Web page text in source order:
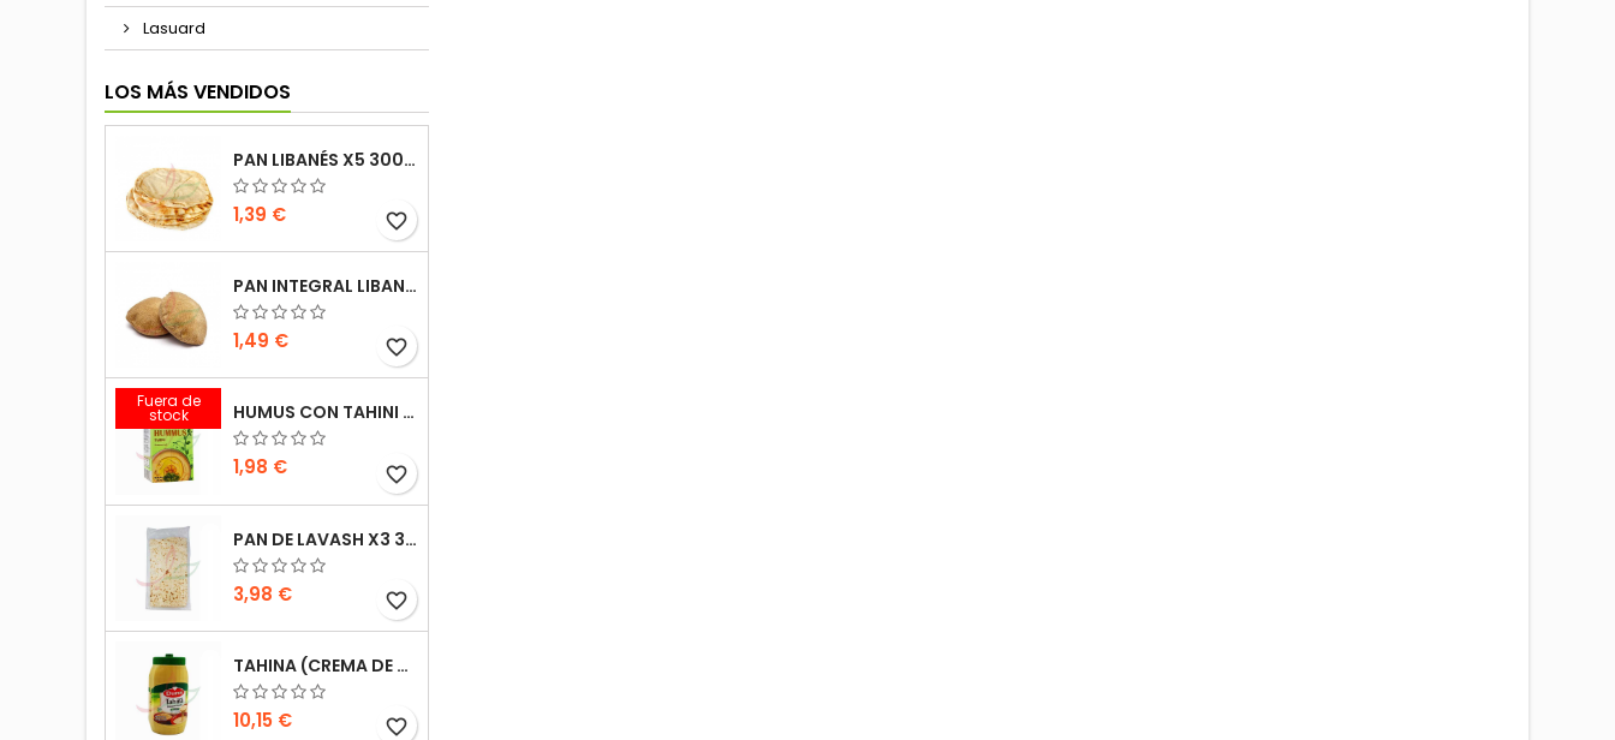
Lasuard
LOS MÁS VENDIDOS
PAN LIBANÉS X5 300G
1,39 € favorite_border
PAN INTEGRAL LIBANÉS X5 300G
1,49 € favorite_border
Fuera de
stock HUMUS CON TAHINI KASIH 135G
1,98 € favorite_border
PAN DE LAVASH X3 300G
3,98 € favorite_border
TAHINA (CREMA DE SÉSAMO) DURRA 800G
10,15 € favorite_border